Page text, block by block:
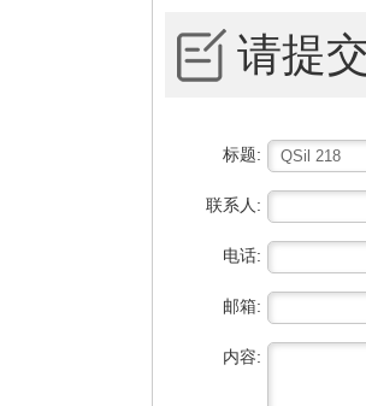
请提
标题:
联系人:
电话:
邮箱:
内容: